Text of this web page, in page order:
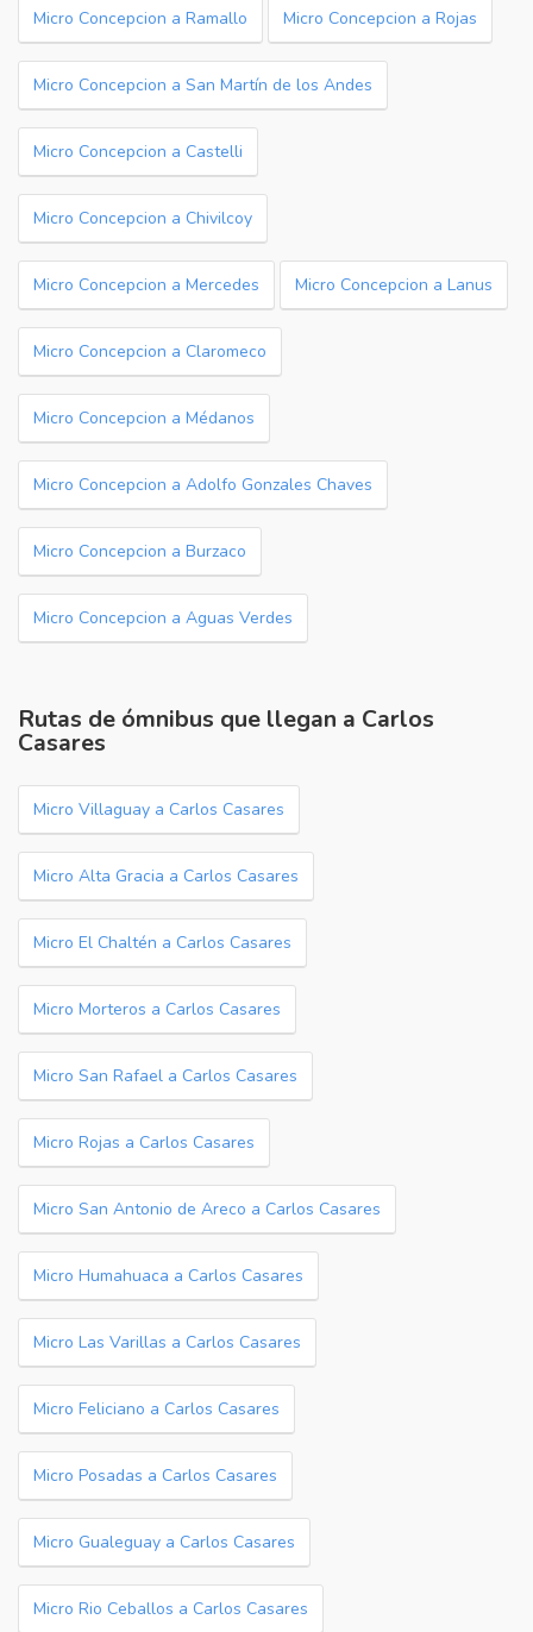
Micro Concepcion a Ramallo Micro Concepcion a Rojas
Micro Concepcion a San Martín de los Andes
Micro Concepcion a Castelli
Micro Concepcion a Chivilcoy
Micro Concepcion a Mercedes Micro Concepcion a Lanus
Micro Concepcion a Claromeco
Micro Concepcion a Médanos
Micro Concepcion a Adolfo Gonzales Chaves
Micro Concepcion a Burzaco
Micro Concepcion a Aguas Verdes
Rutas de ómnibus que llegan a Carlos
Casares
Micro Villaguay a Carlos Casares
Micro Alta Gracia a Carlos Casares
Micro El Chaltén a Carlos Casares
Micro Morteros a Carlos Casares
Micro San Rafael a Carlos Casares
Micro Rojas a Carlos Casares
Micro San Antonio de Areco a Carlos Casares
Micro Humahuaca a Carlos Casares
Micro Las Varillas a Carlos Casares
Micro Feliciano a Carlos Casares
Micro Posadas a Carlos Casares
Micro Gualeguay a Carlos Casares
Micro Rio Ceballos a Carlos Casares